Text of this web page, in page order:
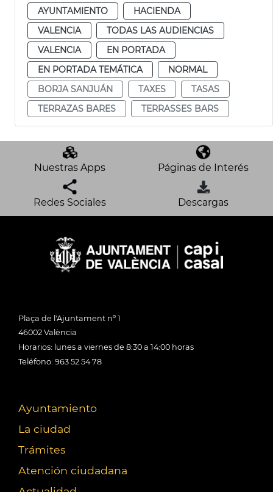
AYUNTAMIENTO
HACIENDA
VALENCIA
TODAS LAS AUDIENCIAS
VALENCIA
EN PORTADA
EN PORTADA TEMÁTICA
NORMAL
BORJA SANJUÁN
TAXES
TASAS
TERRAZAS BARES
TERRASSES BARS
Nuestras Apps Páginas de Interés
Redes Sociales Descargas
Plaça de l'Ajuntament nº 1
46002 València
Horarios: lunes a viernes de 8:30 a 14:00 horas
Teléfono: 963 52 54 78
Ayuntamiento
La ciudad
Trámites
Atención ciudadana